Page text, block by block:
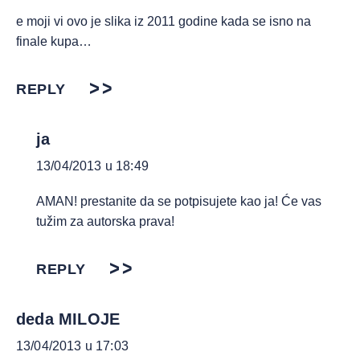
e moji vi ovo je slika iz 2011 godine kada se isno na
finale kupa…
REPLY
ja
13/04/2013 u 18:49
AMAN! prestanite da se potpisujete kao ja! Će vas
tužim za autorska prava!
REPLY
deda MILOJE
13/04/2013 u 17:03